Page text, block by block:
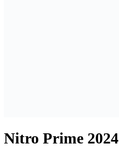
Nitro Prime 2024